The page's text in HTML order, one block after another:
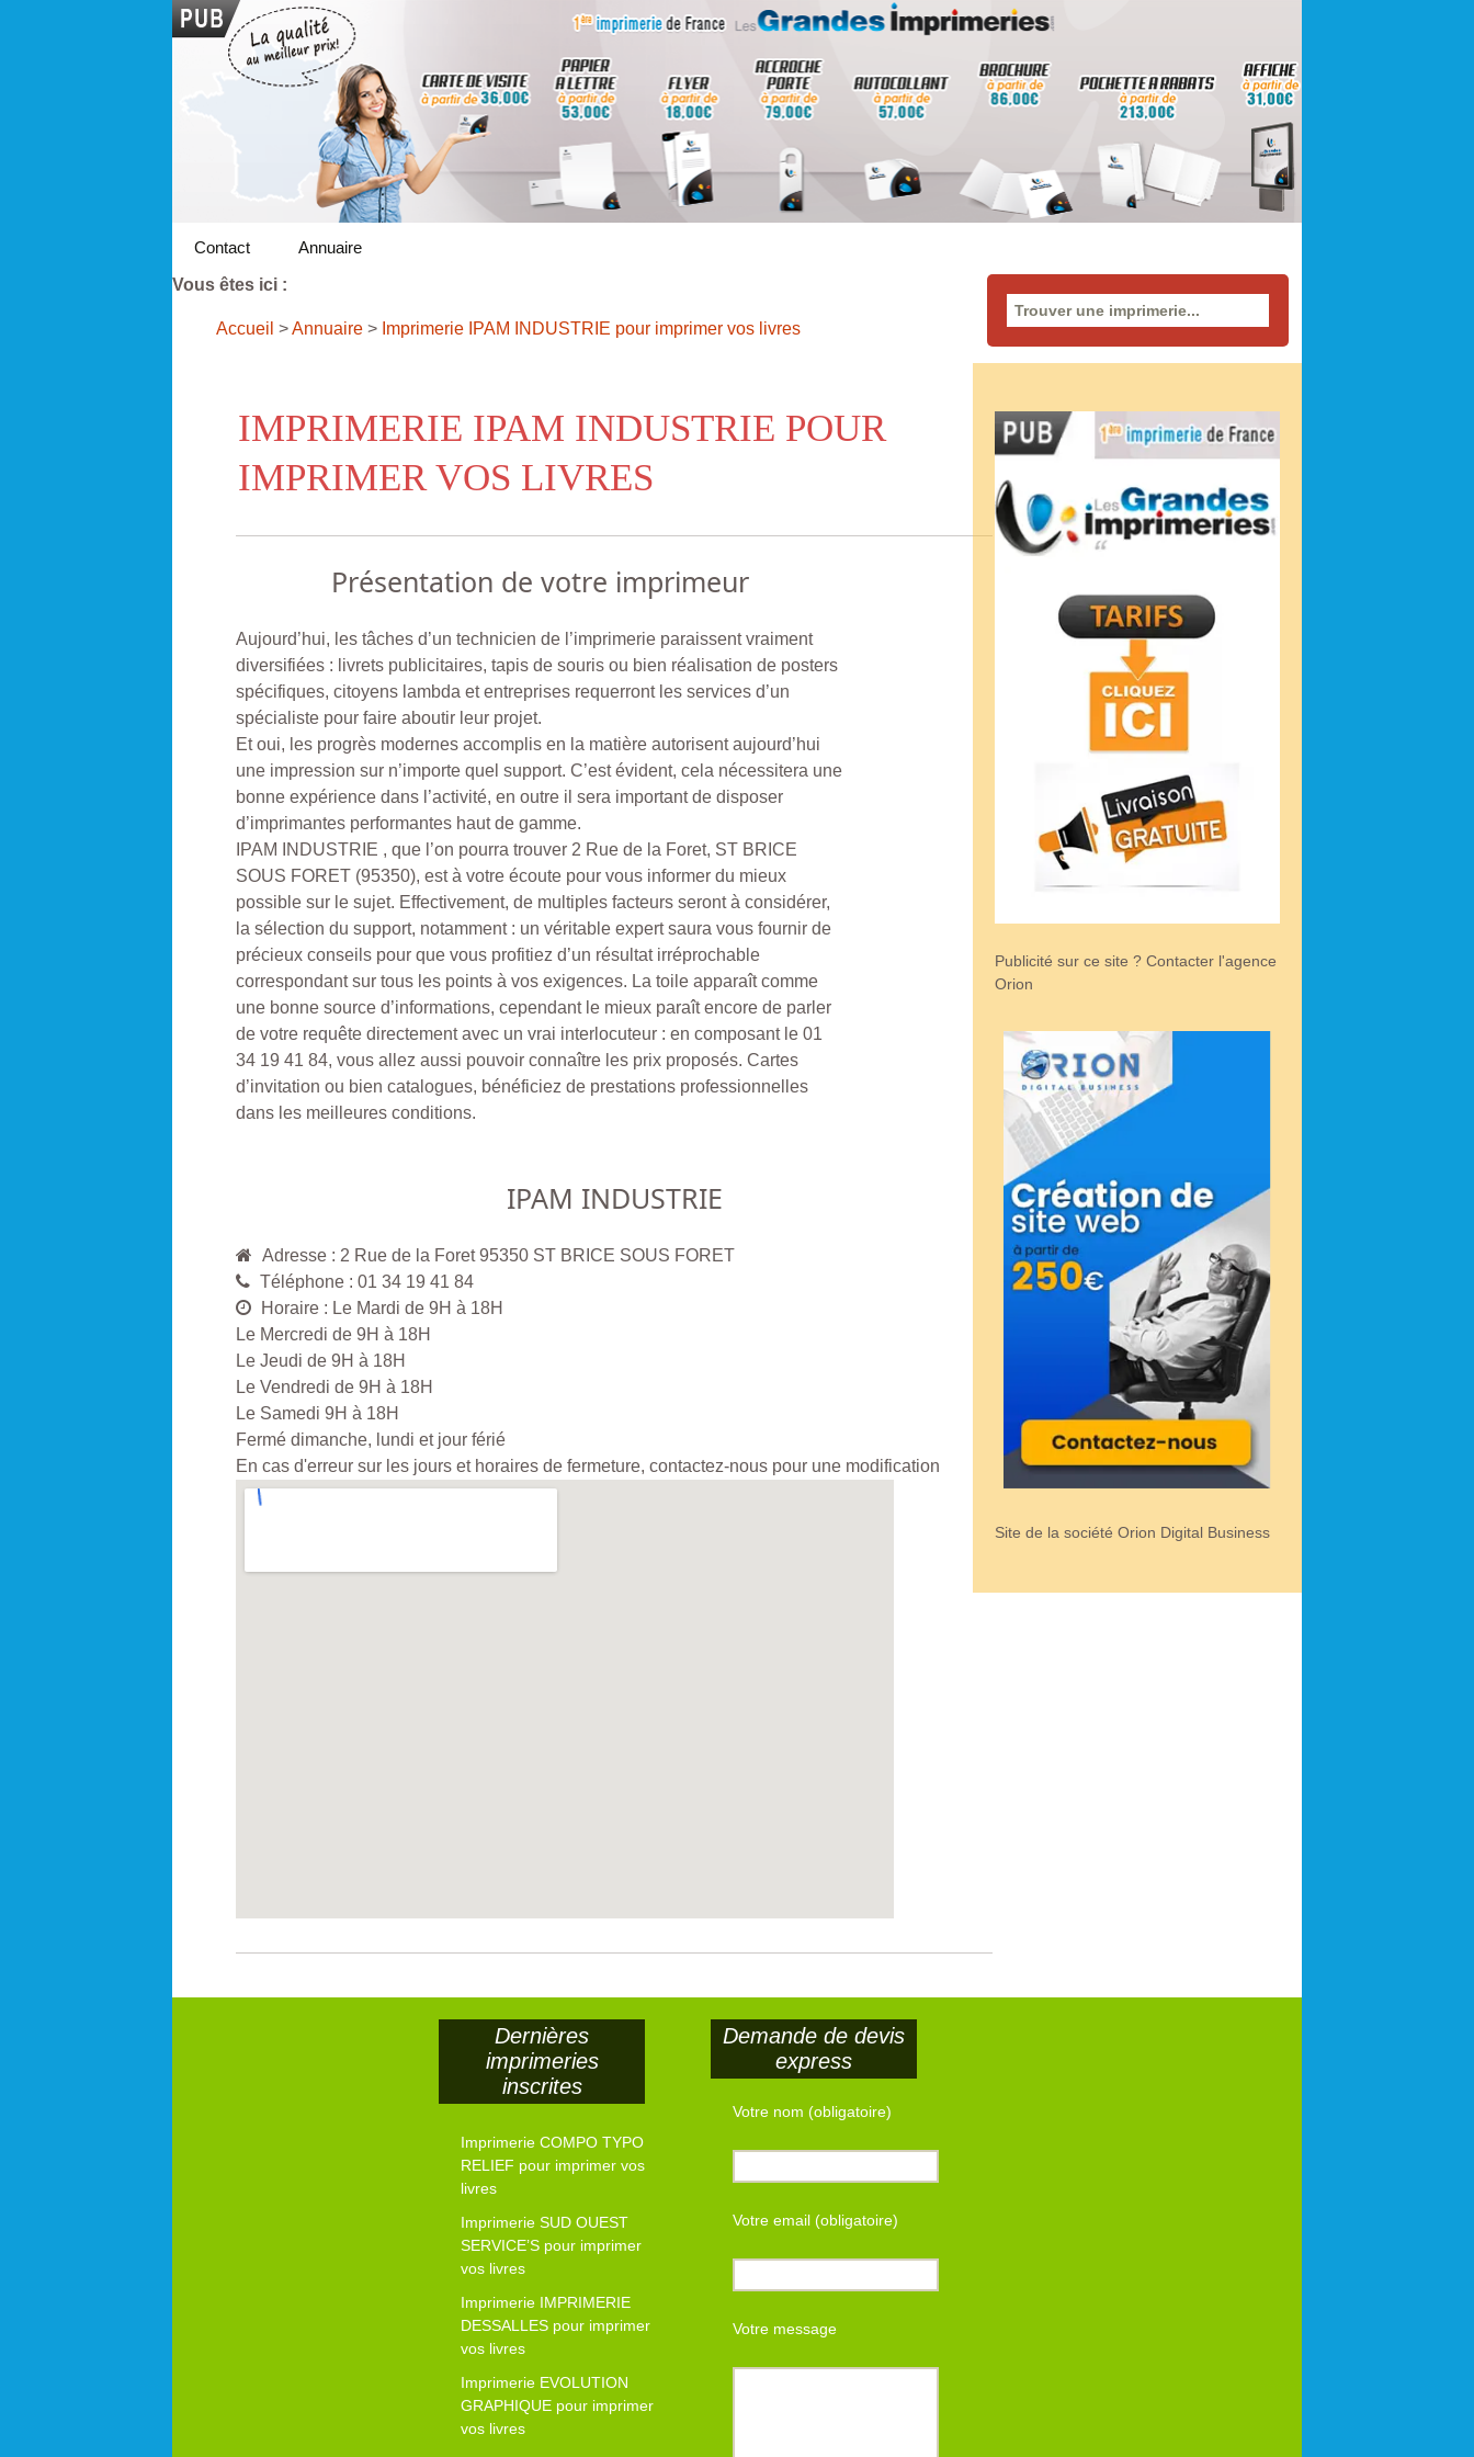
Contact
Annuaire
Vous êtes ici :
Accueil >Annuaire > Imprimerie IPAM INDUSTRIE pour imprimer vos livres
IMPRIMERIE IPAM INDUSTRIE POUR
IMPRIMER VOS LIVRES
Présentation de votre imprimeur
Aujourd’hui, les tâches d’un technicien de l’imprimerie paraissent vraiment
diversifiées : livrets publicitaires, tapis de souris ou bien réalisation de posters
spécifiques, citoyens lambda et entreprises requerront les services d’un
spécialiste pour faire aboutir leur projet.
Et oui, les progrès modernes accomplis en la matière autorisent aujourd’hui
une impression sur n’importe quel support. C’est évident, cela nécessitera une
bonne expérience dans l’activité, en outre il sera important de disposer
d’imprimantes performantes haut de gamme.
IPAM INDUSTRIE , que l’on pourra trouver 2 Rue de la Foret, ST BRICE
SOUS FORET (95350), est à votre écoute pour vous informer du mieux
possible sur le sujet. Effectivement, de multiples facteurs seront à considérer,
la sélection du support, notamment : un véritable expert saura vous fournir de
précieux conseils pour que vous profitiez d’un résultat irréprochable
correspondant sur tous les points à vos exigences. La toile apparaît comme
une bonne source d’informations, cependant le mieux paraît encore de parler
de votre requête directement avec un vrai interlocuteur : en composant le 01
34 19 41 84, vous allez aussi pouvoir connaître les prix proposés. Cartes
d’invitation ou bien catalogues, bénéficiez de prestations professionnelles
dans les meilleures conditions.
IPAM INDUSTRIE
Adresse : 2 Rue de la Foret 95350 ST BRICE SOUS FORET
Téléphone : 01 34 19 41 84
Horaire : Le Mardi de 9H à 18H
Le Mercredi de 9H à 18H
Le Jeudi de 9H à 18H
Le Vendredi de 9H à 18H
Le Samedi 9H à 18H
Fermé dimanche, lundi et jour férié
En cas d'erreur sur les jours et horaires de fermeture, contactez-nous pour une modification
Rechercher
Publicité sur ce site ? Contacter l'agence
Orion
Site de la société Orion Digital Business
Dernières
imprimeries
inscrites
Imprimerie COMPO TYPO
RELIEF pour imprimer vos
livres
Imprimerie SUD OUEST
SERVICE’S pour imprimer
vos livres
Imprimerie IMPRIMERIE
DESSALLES pour imprimer
vos livres
Imprimerie EVOLUTION
GRAPHIQUE pour imprimer
vos livres
Demande de devis
express
Votre nom (obligatoire)
Votre email (obligatoire)
Votre message